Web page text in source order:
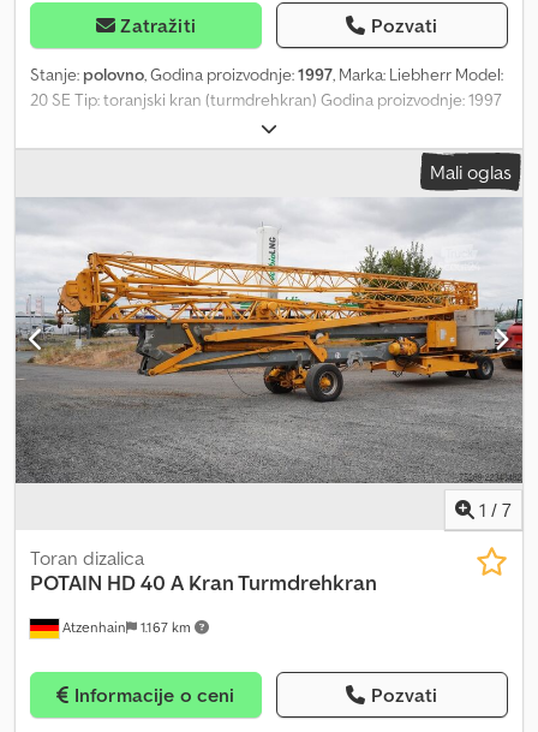
Zatražiti Pozvati
Stanje: polovno, Godina proizvodnje:1997, Marka: Liebherr Model:
20 SE Tip: toranjski kran (turmdrehkran) Godina proizvodnje: 1997
Nosivost: 2000 kg Radijus delovanja: 24 m Visina dizanja: 32 m
Dodpjqnqw Uofx Agkjkr U veoma dobrom stanju
Mali oglas
1 / 7
Atzenhain 1.167 km
Toran dizalica
POTAIN HD 40 A Kran Turmdrehkran
Informacije o ceni Pozvati